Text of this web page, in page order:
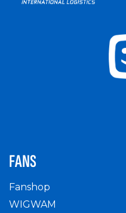
FANS
Fanshop
WIGWAM